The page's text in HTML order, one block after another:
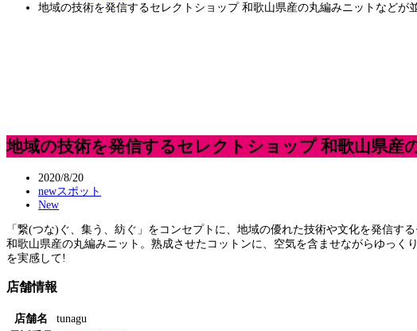
地域の技術を発信するセレクトショップ 和歌山県産の丸編みニットなどが
地域の技術を発信するセレクトショップ 和歌山県産
2020/8/20
newスポット
New
「繋(つな)ぐ、集う、紡ぐ」をコンセプトに、地域の優れた技術や文化を発信す
和歌山県産の丸編みニット。熟成させたコットンに、空気を含ませながらゆっ
を実感して!
店舗情報
店舗名
tunagu